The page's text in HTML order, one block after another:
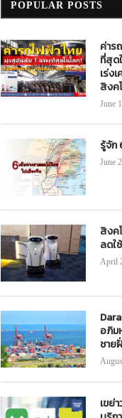
POPULAR POSTS
ค่าร
ที่สุด
เร่ง
สิงค
June
รู้จัก
June
สิงค
ลดใ
April
อภิม
ชาย
เขย่